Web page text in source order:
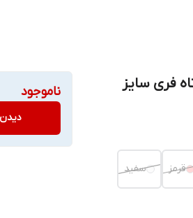
فری سایز
قرمز سفید
ناموجود